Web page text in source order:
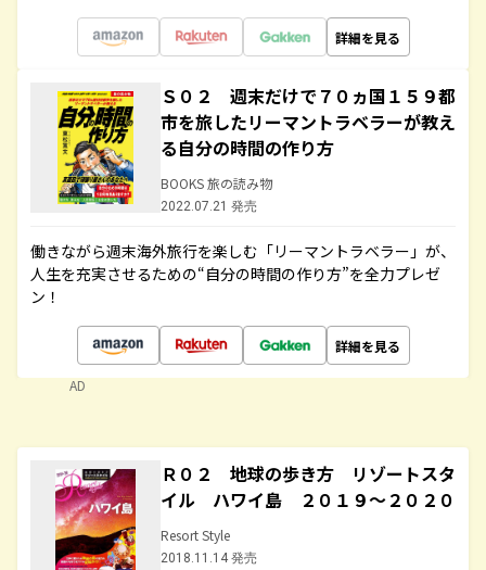
詳細を見る
Ｓ０２ 週末だけで７０ヵ国１５９都
市を旅したリーマントラベラーが教え
る自分の時間の作り方
BOOKS 旅の読み物
2022.07.21 発売
働きながら週末海外旅行を楽しむ「リーマントラベラー」が、
人生を充実させるための“自分の時間の作り方”を全力プレゼ
ン！
詳細を見る
AD
Ｒ０２ 地球の歩き方 リゾートスタ
イル ハワイ島 ２０１９～２０２０
Resort Style
2018.11.14 発売